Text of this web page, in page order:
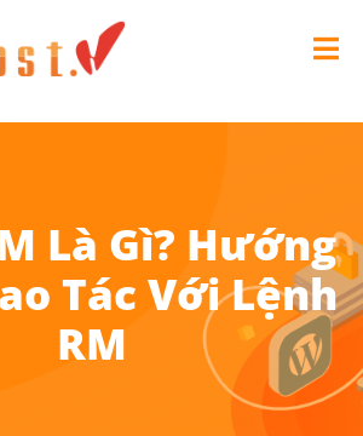
Là Gì? Hướng
Tác Với Lệnh
RM